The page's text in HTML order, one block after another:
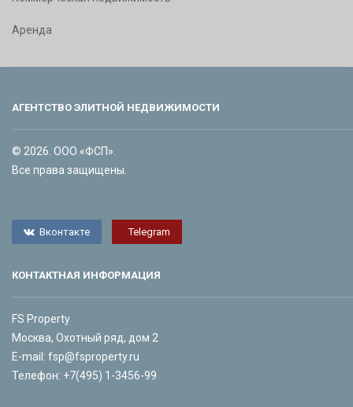
Аренда
АГЕНТСТВО ЭЛИТНОЙ НЕДВИЖИМОСТИ
© 2026. ООО «ФСП».
Все права защищены.
Вконтакте Telegram
КОНТАКТНАЯ ИНФОРМАЦИЯ
FS Property
Москва, Охотный ряд, дом 2
E-mail: fsp@fsproperty.ru
Телефон: +7(495) 1-3456-99